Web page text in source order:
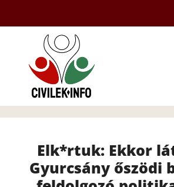
tartalomba
Elk*rtuk: Ekkor
Gyurcsány őszödi